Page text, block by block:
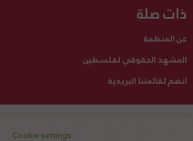
ذات صلة
عن المنظمة
المشهد الحقوقي لفلسطين
انضم لقائمتنا البريدية
اتصل بنا تبرع لنا
Cookie settings